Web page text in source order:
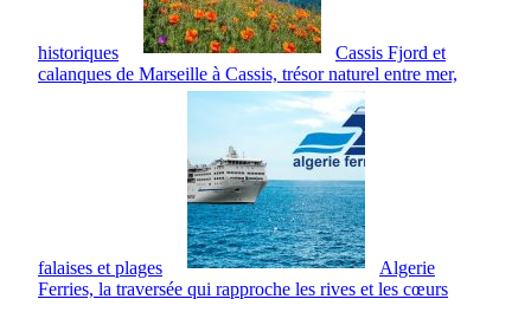
historiques
Cassis Fjord et
calanques de Marseille à Cassis, trésor naturel entre mer,
falaises et plages
Algerie
Ferries, la traversée qui rapproche les rives et les cœurs